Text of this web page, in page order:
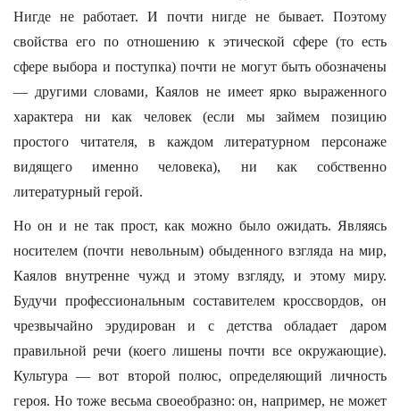
Нигде не работает. И почти нигде не бывает. Поэтому
свойства его по отношению к этической сфере (то есть
сфере выбора и поступка) почти не могут быть обозначены
— другими словами, Каялов не имеет ярко выраженного
характера ни как человек (если мы займем позицию
простого читателя, в каждом литературном персонаже
видящего именно человека), ни как собственно
литературный герой.
Но он и не так прост, как можно было ожидать. Являясь
носителем (почти невольным) обыденного взгляда на мир,
Каялов внутренне чужд и этому взгляду, и этому миру.
Будучи профессиональным составителем кроссвордов, он
чрезвычайно эрудирован и с детства обладает даром
правильной речи (коего лишены почти все окружающие).
Культура — вот второй полюс, определяющий личность
героя. Но тоже весьма своеобразно: он, например, не может